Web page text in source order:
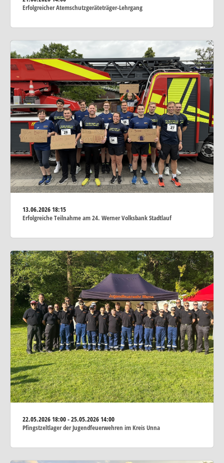
Erfolgreicher Atemschutzgeräteträger-Lehrgang
13.06.202618:15
Erfolgreiche Teilnahme am 24. Werner Volksbank Stadtlauf
22.05.202618:00 - 25.05.2026 14:00
Pfingstzeltlager der Jugendfeuerwehren im Kreis Unna